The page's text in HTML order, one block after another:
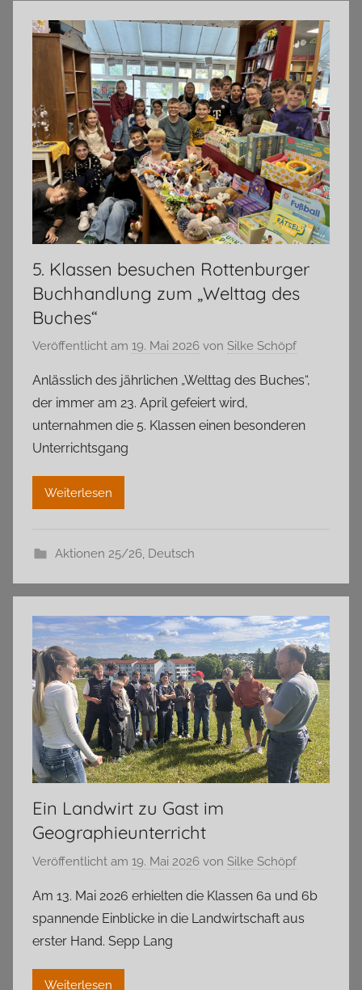
5. Klassen besuchen Rottenburger
Buchhandlung zum „Welttag des
Buches“
Veröffentlicht am 19. Mai 2026 von Silke Schöpf
Anlässlich des jährlichen „Welttag des Buches“,
der immer am 23. April gefeiert wird,
unternahmen die 5. Klassen einen besonderen
Unterrichtsgang
Weiterlesen
Aktionen 25/26, Deutsch
Ein Landwirt zu Gast im
Geographieunterricht
Veröffentlicht am 19. Mai 2026 von Silke Schöpf
Am 13. Mai 2026 erhielten die Klassen 6a und 6b
spannende Einblicke in die Landwirtschaft aus
erster Hand. Sepp Lang
Weiterlesen